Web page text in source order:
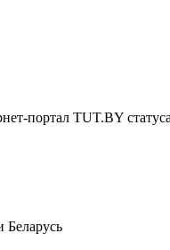
портал TUT.BY